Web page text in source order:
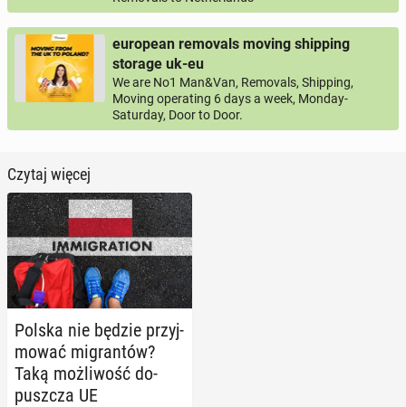
european removals moving shipping
storage uk-eu
We are No1 Man&Van, Removals, Shipping,
Moving operating 6 days a week, Monday-
Saturday, Door to Door.
Czytaj więcej
Polska nie będzie przyj­
mo­wać mi­gran­tów?
Taką moż­li­wość do­
pusz­cza UE